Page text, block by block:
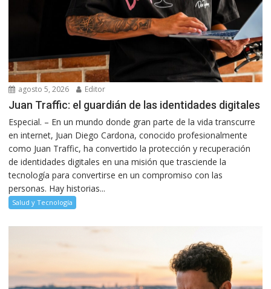
agosto 5, 2026 Editor
Juan Traffic: el guardián de las identidades digitales
Especial. – En un mundo donde gran parte de la vida transcurre
en internet, Juan Diego Cardona, conocido profesionalmente
como Juan Traffic, ha convertido la protección y recuperación
de identidades digitales en una misión que trasciende la
tecnología para convertirse en un compromiso con las
personas. Hay historias...
Salud y Tecnología